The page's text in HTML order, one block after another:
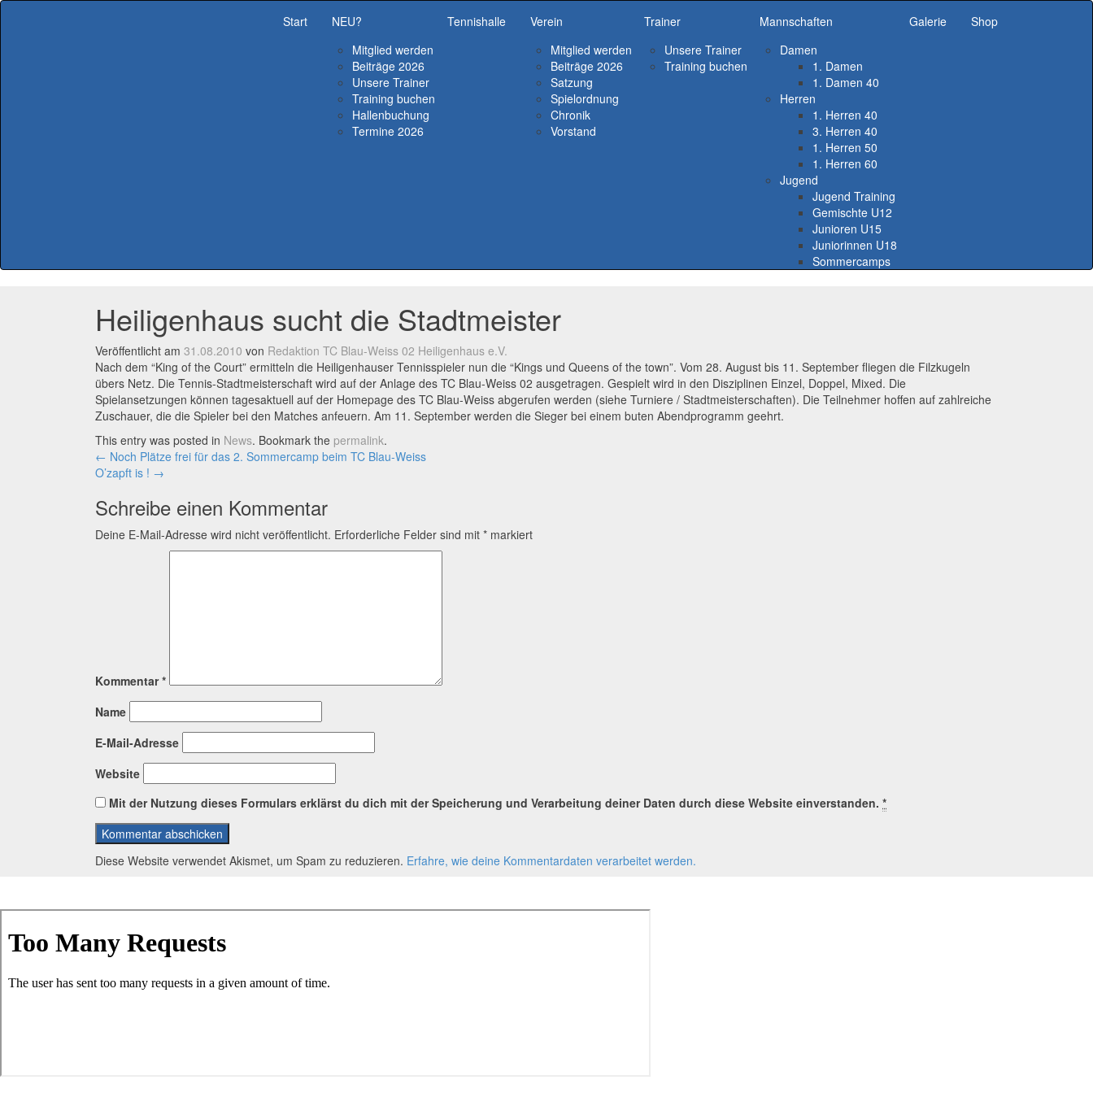
Start
NEU?
Mitglied werden
Beiträge 2026
Unsere Trainer
Training buchen
Hallenbuchung
Termine 2026
Tennishalle
Verein
Mitglied werden
Beiträge 2026
Satzung
Spielordnung
Chronik
Vorstand
Trainer
Unsere Trainer
Training buchen
Mannschaften
Damen
1. Damen
1. Damen 40
Herren
1. Herren 40
3. Herren 40
1. Herren 50
1. Herren 60
Jugend
Jugend Training
Gemischte U12
Junioren U15
Juniorinnen U18
Sommercamps
Galerie Shop
Heiligenhaus sucht die Stadtmeister
Veröffentlicht am 31.08.2010 von Redaktion TC Blau-Weiss 02 Heiligenhaus e.V.
Nach dem “King of the Court” ermitteln die Heiligenhauser Tennisspieler nun die “Kings und Queens of the town”. Vom 28. August bis 11. September fliegen die Filzkugeln
übers Netz. Die Tennis-Stadtmeisterschaft wird auf der Anlage des TC Blau-Weiss 02 ausgetragen. Gespielt wird in den Disziplinen Einzel, Doppel, Mixed. Die
Spielansetzungen können tagesaktuell auf der Homepage des TC Blau-Weiss abgerufen werden (siehe Turniere / Stadtmeisterschaften). Die Teilnehmer hoffen auf zahlreiche
Zuschauer, die die Spieler bei den Matches anfeuern. Am 11. September werden die Sieger bei einem buten Abendprogramm geehrt.
This entry was posted in News. Bookmark the permalink.
Artikel-
Navigation
← Noch Plätze frei für das 2. Sommercamp beim TC Blau-Weiss
O’zapft is ! →
Schreibe einen Kommentar
Deine E-Mail-Adresse wird nicht veröffentlicht. Erforderliche Felder sind mit * markiert
Kommentar*
Name
E-Mail-Adresse
Website
Mit der Nutzung dieses Formulars erklärst du dich mit der Speicherung und Verarbeitung deiner Daten durch diese Website einverstanden. *
Diese Website verwendet Akismet, um Spam zu reduzieren. Erfahre, wie deine Kommentardaten verarbeitet werden.